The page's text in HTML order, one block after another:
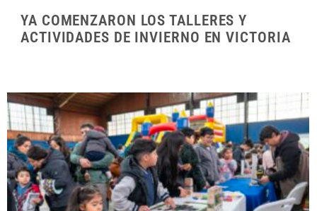
YA COMENZARON LOS TALLERES Y
ACTIVIDADES DE INVIERNO EN VICTORIA